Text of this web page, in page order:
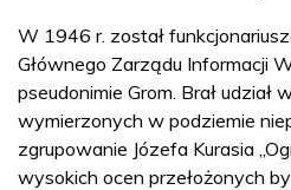
W 1946 r. został
Głównego Zarządu Informacji
pseudonimie Grom. Brał udział
wymierzonych w podziemie
zgrupowanie Józefa Kurasia
wysokich ocen przełożonych